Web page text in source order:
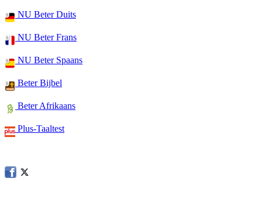
NU Beter Duits
NU Beter Frans
NU Beter Spaans
Beter Bijbel
Beter Afrikaans
Plus-Taaltest